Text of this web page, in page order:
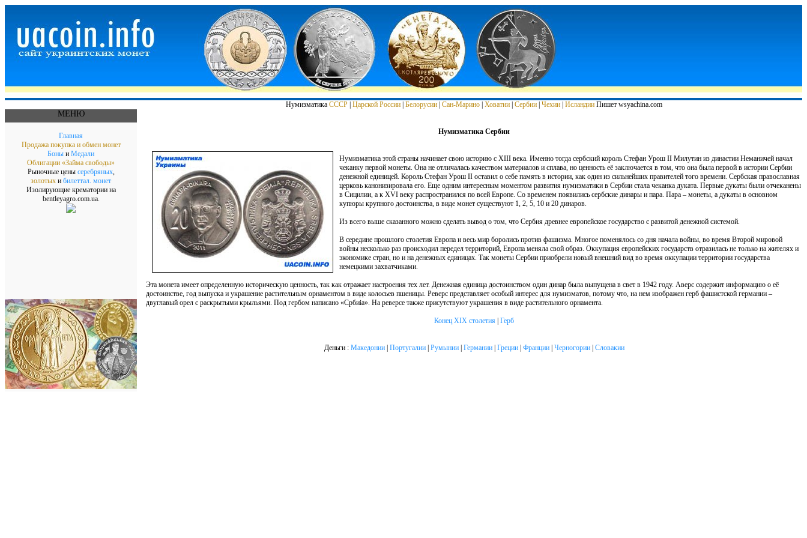
МЕНЮ
Главная
Продажа покупка и обмен монет
Боны и Медали
Облигации «Займа свободы»
Рыночные цены серебряных,
золотых и билеттал. монет
Изолирующие крематории на
bentleyagro.com.ua.
Нумизматика СССР Царской России Белорусии Сан-Марино Ховатии Сербии Чехии Исландии Пишет wsyachina.com
Нумизматика Сербии
Нумизматика этой страны начинает свою историю с XIII века. Именно тогда сербский король Стефан Урош II Милутин из династии Неманичей начал
чеканку первой монеты. Она не отличалась качеством материалов и сплава, но ценность её заключается в том, что она была первой в истории Сербии
денежной единицей. Король Стефан Урош II оставил о себе память в истории, как один из сильнейших правителей того времени. Сербская православная
церковь канонизировала его. Еще одним интересным моментом развития нумизматики в Сербии стала чеканка дуката. Первые дукаты были отчеканены
в Сицилии, а к XVI веку распространился по всей Европе. Со временем появились сербские динары и пара. Пара – монеты, а дукаты в основном
купюры крупного достоинства, в виде монет существуют 1, 2, 5, 10 и 20 динаров.
Из всего выше сказанного можно сделать вывод о том, что Сербия древнее европейское государство с развитой денежной системой.
В середине прошлого столетия Европа и весь мир боролись против фашизма. Многое поменялось со дня начала войны, во время Второй мировой
войны несколько раз происходил передел территорий, Европа меняла свой образ. Оккупация европейских государств отразилась не только на жителях и
экономике стран, но и на денежных единицах. Так монеты Сербии приобрели новый внешний вид во время оккупации территории государства
немецкими захватчиками.
Эта монета имеет определенную историческую ценность, так как отражает настроения тех лет. Денежная единица достоинством один динар была выпущена в свет в 1942 году. Аверс содержит информацию о её
достоинстве, год выпуска и украшение растительным орнаментом в виде колосьев пшеницы. Реверс представляет особый интерес для нумизматов, потому что, на нем изображен герб фашистской германии –
двуглавый орел с раскрытыми крыльями. Под гербом написано «Србиiа». На реверсе также присутствуют украшения в виде растительного орнамента.
Конец XIX столетия Герб
Деньги : Македонии| Португалии| Румынии| Германии| Греции| Франции| Черногории| Словакии